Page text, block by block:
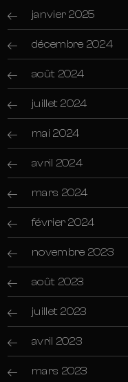
janvier 2025
décembre 2024
août 2024
juillet 2024
mai 2024
avril 2024
mars 2024
février 2024
novembre 2023
août 2023
juillet 2023
avril 2023
mars 2023